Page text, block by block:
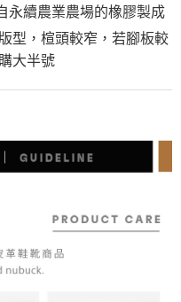
永續農業農場的橡膠製成
型，楦頭較窄，若腳板較
大半號